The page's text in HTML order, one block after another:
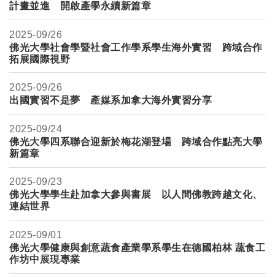
計畫並進 開啟產學永續新篇章
2025-09/26
佛光大學社會學暨社會工作學系學生海外實習 跨域合作
拓展國際視野
2025-09/26
出國實習不是夢 產媒系加拿大海外實習分享
2025-09/24
佛光大學四系聯合迎新於梅花湖登場 跨域合作點亮大學
新篇章
2025-09/23
佛光大學學生赴加拿大參與書展 以人間佛教跨越文化、
連結世界
2025-09/01
佛光大學健康與創意蔬食產業學系學生在德國柏林 蔬食工
作坊中展現專業